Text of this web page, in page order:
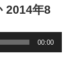
2014年8
00:00